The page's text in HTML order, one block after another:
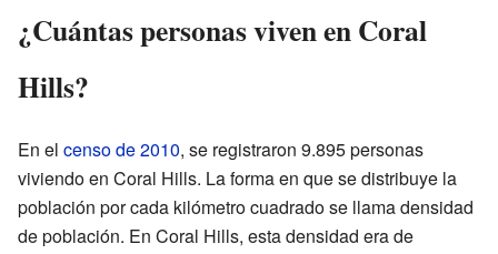
¿Cuántas personas viven en Coral
Hills?
En el censo de 2010, se registraron 9.895 personas
viviendo en Coral Hills. La forma en que se distribuye la
población por cada kilómetro cuadrado se llama densidad
de población. En Coral Hills, esta densidad era de